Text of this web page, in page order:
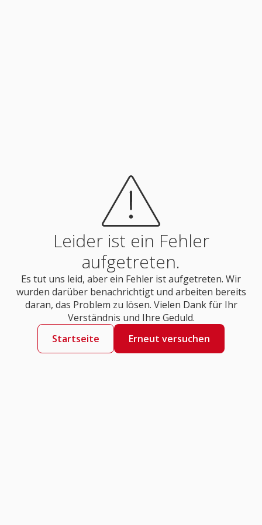
Leider ist ein Fehler
aufgetreten.
Es tut uns leid, aber ein Fehler ist aufgetreten. Wir
wurden darüber benachrichtigt und arbeiten bereits
daran, das Problem zu lösen. Vielen Dank für Ihr
Verständnis und Ihre Geduld.
Startseite
Erneut versuchen